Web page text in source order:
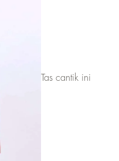
Tas cantik ini